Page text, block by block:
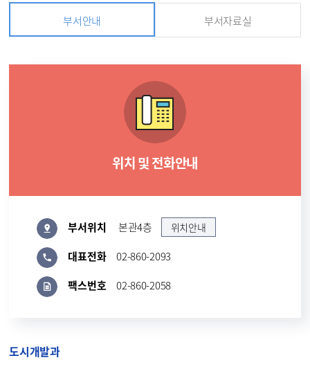
부서안내 부서자료실
위치 및 전화안내
부서위치 본관4층 위치안내
대표전화
02-860-2093
팩스번호
02-860-2058
도시개발과